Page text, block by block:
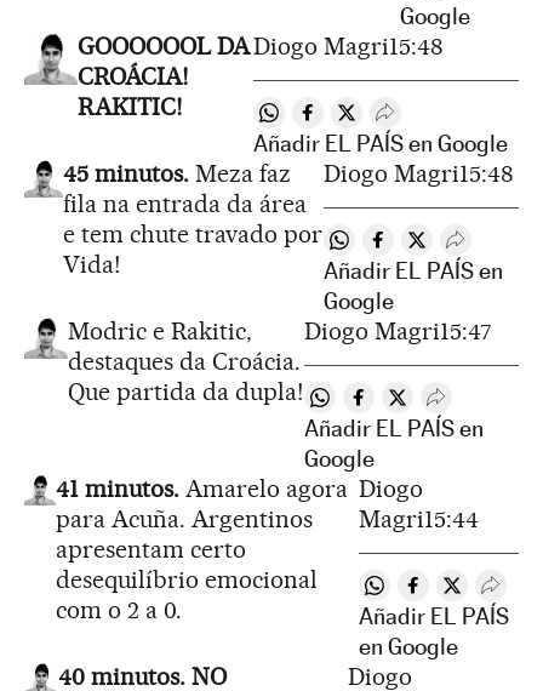
Google
GOOOOOOL DA
CROÁCIA!
RAKITIC!
Diogo Magri15:48
Compartir en Whatsapp
Compartir en Facebook
Compartir en Twitter
Desplegar Redes
Añadir EL PAÍS en Google
45 minutos. Meza faz
fila na entrada da área
e tem chute travado por
Vida!
Diogo Magri15:48
Compartir en Whatsapp
Compartir en
Compartir en
Añadir EL PAÍS en
Google
Modric e Rakitic,
destaques da Croácia.
Que partida da dupla!
Diogo Magri15:47
Compartir en Whatsapp
Compartir en
Compartir en
Desplegar
Añadir EL PAÍS en
Google
41 minutos. Amarelo agora
para Acuña. Argentinos
apresentam certo
desequilíbrio emocional
com o 2 a 0.
Diogo
Magri15:44
Compartir en
Compartir en
Compartir
Añadir EL PAÍS
en Google
40 minutos. NO Diogo